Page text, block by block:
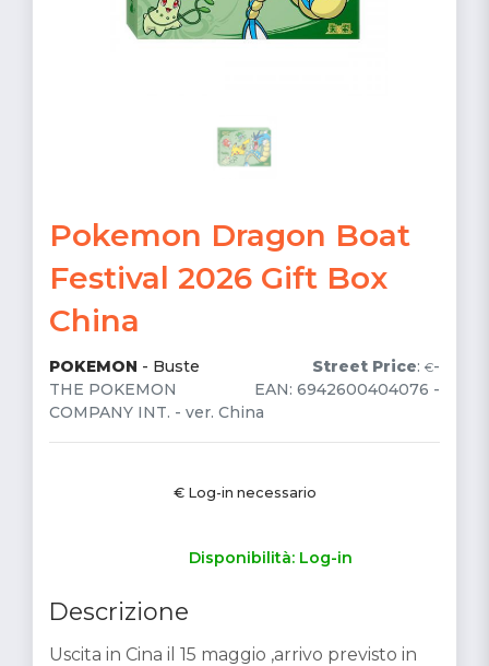
Pokemon Dragon Boat
Festival 2026 Gift Box
China
Street Price: €-
POKEMON - Buste
EAN: 6942600404076 -
THE POKEMON
COMPANY INT. - ver. China
€ Log-in necessario
Disponibilità: Log-in
Descrizione
Uscita in Cina il 15 maggio ,arrivo previsto in